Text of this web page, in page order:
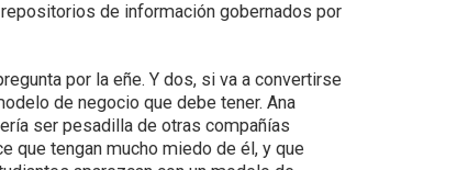
de información gobernados por
por la eñe. Y dos, si va a convertirse
de negocio que debe tener. Ana
ser pesadilla de otras compañías
que tengan mucho miedo de él, y que